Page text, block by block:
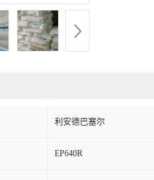
利安德巴塞尔
EP640R